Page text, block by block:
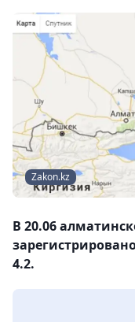
Zakon.kz
В 20.06
4.2.